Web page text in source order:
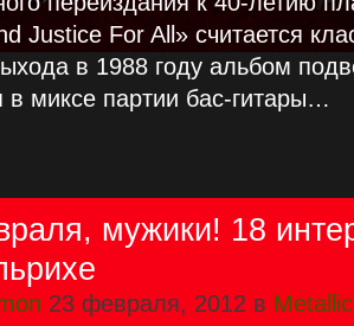
Justice For All» считается
в 1988 году альбом
в миксе партии бас-гитары…
мужики! 18
23 февраля, 2012 в